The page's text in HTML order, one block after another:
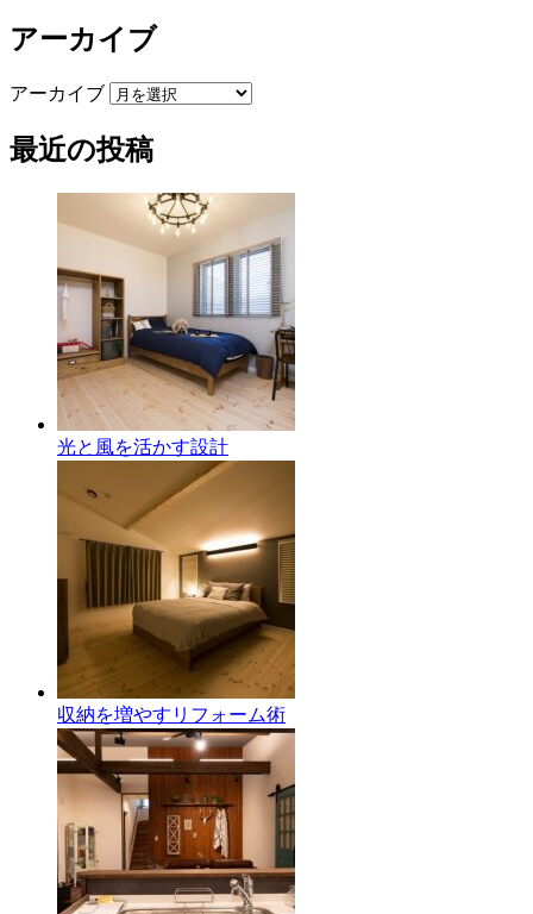
アーカイブ
アーカイブ
最近の投稿
光と風を活かす設計
収納を増やすリフォーム術